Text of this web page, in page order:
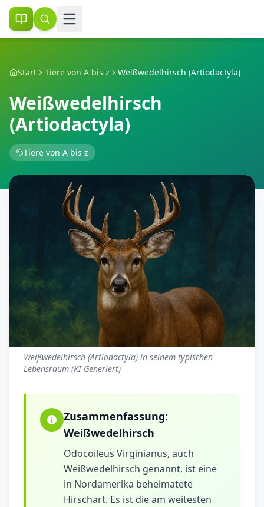
Start Tiere von A bis z Weißwedelhirsch (Artiodactyla)
Weißwedelhirsch
(Artiodactyla)
Tiere von A bis z
Weißwedelhirsch (Artiodactyla) in seinem typischen
Lebensraum (KI Generiert)
Zusammenfassung:
Weißwedelhirsch
Odocoileus Virginianus, auch
Weißwedelhirsch genannt, ist eine
in Nordamerika beheimatete
Hirschart. Es ist die am weitesten